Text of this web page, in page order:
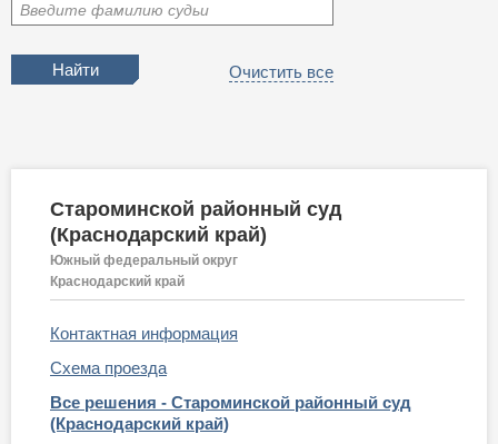
Введите фамилию судьи
Очистить все
Староминской районный суд
(Краснодарский край)
Южный федеральный округ
Краснодарский край
Контактная информация
Схема проезда
Все решения - Староминской районный суд
(Краснодарский край)